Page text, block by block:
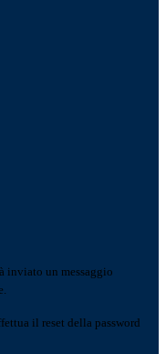
inviato un messaggio
il reset della password